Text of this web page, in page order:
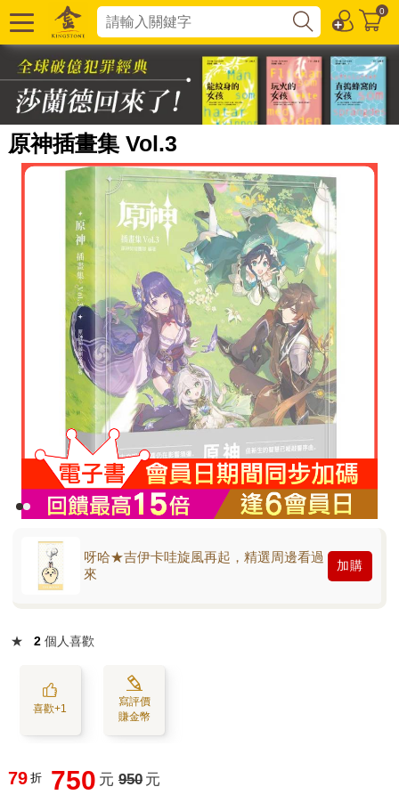
0
原神插畫集 Vol.3
呀哈★吉伊卡哇旋風再起，精選周邊看過
來
加購
★ 2 個人喜歡
喜歡+1
寫評價
賺金幣
79 折 750 元 950 元